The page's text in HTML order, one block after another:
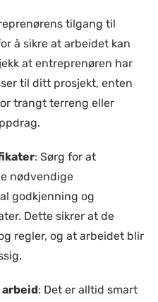
tilgang til
å sikre at arbeidet kan
at entreprenøren har
til ditt prosjekt, enten
trangt terreng eller
: Sørg for at
nødvendige
godkjenning og
Dette sikrer at de
regler, og at arbeidet blir
: Det er alltid smart